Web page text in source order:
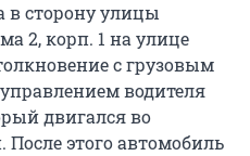
сторону улицы
2, корп. 1 на улице
с грузовым
водителя
двигался во
этого автомобиль